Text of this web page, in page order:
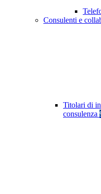
Consulenti e
Titolari di
consulenza